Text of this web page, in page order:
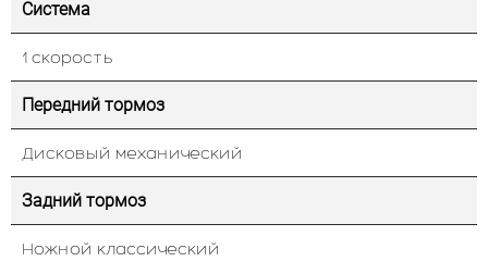
Система
1 скорость
Передний тормоз
Дисковый механический
Задний тормоз
Ножной классический